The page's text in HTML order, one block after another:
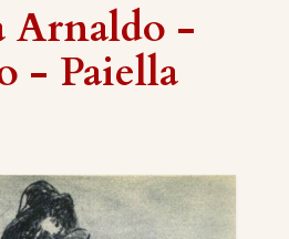
Arnaldo -
- Paiella